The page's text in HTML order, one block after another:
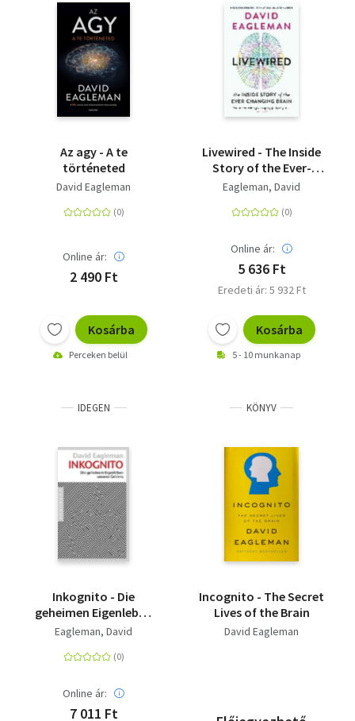
Az agy - A te
történeted
David Eagleman
Online ár:
2 490 Ft
Kosárba
Perceken belül
Livewired - The Inside
Story of the Ever-
Changing Brain
Eagleman, David
Online ár:
5 636 Ft
Eredeti ár: 5 932 Ft
Kosárba
5 - 10 munkanap
IDEGEN
Inkognito - Die
geheimen Eigenleben
unseres Gehirns
Eagleman, David
Online ár:
7 011 Ft
KÖNYV
Incognito - The Secret
Lives of the Brain
David Eagleman